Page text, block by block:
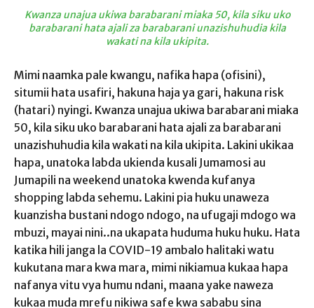
Kwanza unajua ukiwa barabarani miaka 50, kila siku uko
barabarani hata ajali za barabarani unazishuhudia kila
wakati na kila ukipita.
Mimi naamka pale kwangu, nafika hapa (ofisini),
situmii hata usafiri, hakuna haja ya gari, hakuna risk
(hatari) nyingi. Kwanza unajua ukiwa barabarani miaka
50, kila siku uko barabarani hata ajali za barabarani
unazishuhudia kila wakati na kila ukipita. Lakini ukikaa
hapa, unatoka labda ukienda kusali Jumamosi au
Jumapili na weekend unatoka kwenda kufanya
shopping labda sehemu. Lakini pia huku unaweza
kuanzisha bustani ndogo ndogo, na ufugaji mdogo wa
mbuzi, mayai nini..na ukapata huduma huku huku. Hata
katika hili janga la COVID-19 ambalo halitaki watu
kukutana mara kwa mara, mimi nikiamua kukaa hapa
nafanya vitu vya humu ndani, maana yake naweza
kukaa muda mrefu nikiwa safe kwa sababu sina